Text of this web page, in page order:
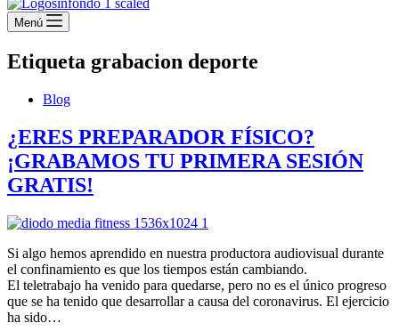
Menú
Etiqueta grabacion deporte
Blog
¿ERES PREPARADOR FÍSICO?
¡GRABAMOS TU PRIMERA SESIÓN
GRATIS!
Si algo hemos aprendido en nuestra productora audiovisual durante
el confinamiento es que los tiempos están cambiando.
El teletrabajo ha venido para quedarse, pero no es el único progreso
que se ha tenido que desarrollar a causa del coronavirus. El ejercicio
ha sido…